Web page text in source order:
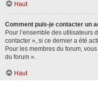
Haut
Comment puis-je contacter un
Pour l’ensemble des utilisateurs
contacter », si ce dernier a été
Pour les membres du forum,
du forum ».
Haut